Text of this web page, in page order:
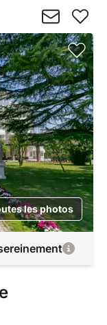
les photos